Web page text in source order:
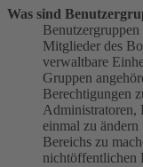
Was sind
Mitglieder des
verwaltbare
Gruppen
Berechtigungen
Administratoren,
einmal zu
Bereichs zu
nichtöffentlichen